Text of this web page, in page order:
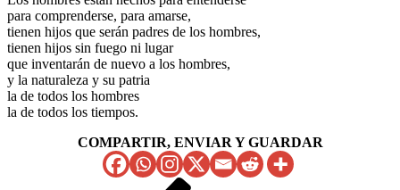
para comprenderse, para amarse,
tienen hijos que serán padres de los hombres,
tienen hijos sin fuego ni lugar
que inventarán de nuevo a los hombres,
y la naturaleza y su patria
la de todos los hombres
la de todos los tiempos.
COMPARTIR, ENVIAR Y GUARDAR